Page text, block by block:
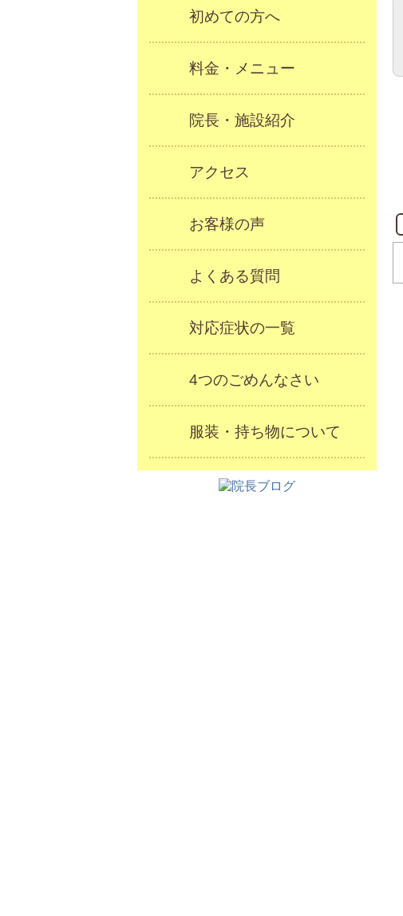
初めての方へ
料金・メニュー
院長・施設紹介
アクセス
お客様の声
よくある質問
対応症状の一覧
4つのごめんなさい
服装・持ち物について